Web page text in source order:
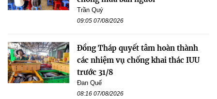
Trần Quý
09:05 07/08/2026
Đồng Tháp quyết tâm hoàn thành
các nhiệm vụ chống khai thác IUU
trước 31/8
Đan Quế
08:16 07/08/2026